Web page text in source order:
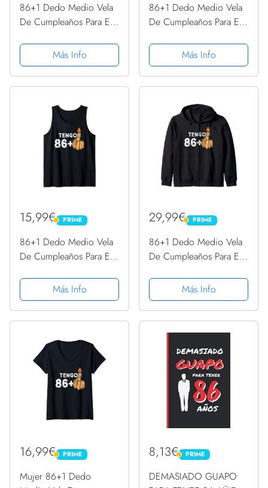
86+1 Dedo Medio Vela
De Cumpleaños Para El
Larga
Más Info
86+1 Dedo Medio Vela
De Cumpleaños Para El
Sudadera con Capucha
Más Info
15,99€ PRIME
PRIME
86+1 Dedo Medio Vela
De Cumpleaños Para El
Camiseta sin Mangas
Más Info
29,99€ PRIME
PRIME
86+1 Dedo Medio Vela
De Cumpleaños Para El
Sudadera con Capucha
Más Info
16,99€ PRIME
PRIME
Mujer 86+1 Dedo
8,13€ PRIME
PRIME
DEMASIADO GUAPO